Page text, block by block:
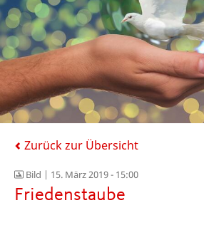
Zurück zur Übersicht
Bild | 15. März 2019 - 15:00
Friedenstaube